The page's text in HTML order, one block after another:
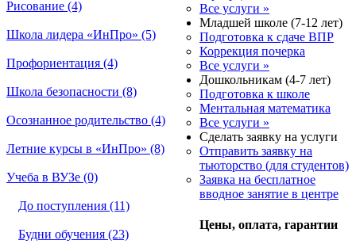
Рисование (4)
Школа лидера «ИнПро» (5)
Профориентация (4)
Школа безопасности (8)
Осознанное родительство (4)
Летние курсы в «ИнПро» (8)
Учеба в ВУЗе (0)
До поступления (11)
Будни обучения (23)
Все услуги »
Младшей школе (7-12 лет)
Подготовка к сдаче ВПР
Коррекция почерка
Все услуги »
Дошкольникам (4-7 лет)
Подготовка к школе
Ментальная математика
Все услуги »
Сделать заявку на услуги
Отправить заявку на
тьюторство (для студентов)
Заявка на бесплатное
вводное занятие в центре
Цены, оплата, гарантии